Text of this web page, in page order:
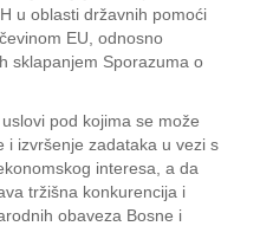
u oblasti državnih pomoći
EU, odnosno
sklapanjem Sporazuma o
pod kojima se može
i izvršenje zadataka u vezi s
interesa, a da
tržišna konkurencija i
obaveza Bosne i